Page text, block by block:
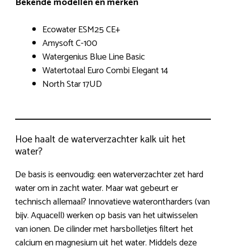
Ecowater ESM25 CE+
Amysoft C-100
Watergenius Blue Line Basic
Watertotaal Euro Combi Elegant 14
North Star 17UD
Hoe haalt de waterverzachter kalk uit het
water?
De basis is eenvoudig: een waterverzachter zet hard
water om in zacht water. Maar wat gebeurt er
technisch allemaal? Innovatieve waterontharders (van
bijv. Aquacell) werken op basis van het uitwisselen
van ionen. De cilinder met harsbolletjes filtert het
calcium en magnesium uit het water. Middels deze